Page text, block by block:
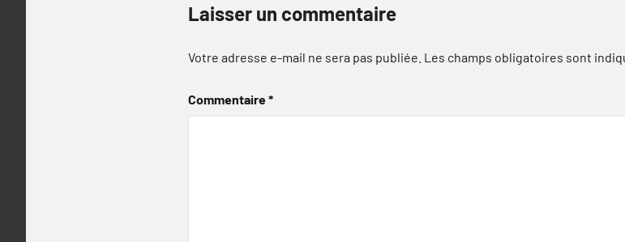
Laisser un commentaire
Votre adresse e-mail ne sera pas publiée. Les champs obligatoires sont
Commentaire*